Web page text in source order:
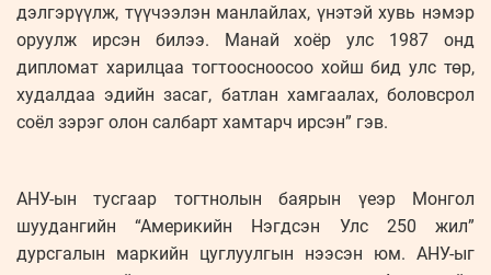
дэлгэрүүлж, түүчээлэн манлайлах, үнэтэй хувь нэмэр
оруулж ирсэн билээ. Манай хоёр улс 1987 онд
дипломат харилцаа тогтоосноосоо хойш бид улс төр,
худалдаа эдийн засаг, батлан хамгаалах, боловсрол
соёл зэрэг олон салбарт хамтарч ирсэн” гэв.
АНУ-ын тусгаар тогтнолын баярын үеэр Монгол
шуудангийн “Америкийн Нэгдсэн Улс 250 жил”
дурсгалын маркийн цуглуулгын нээсэн юм. АНУ-ыг